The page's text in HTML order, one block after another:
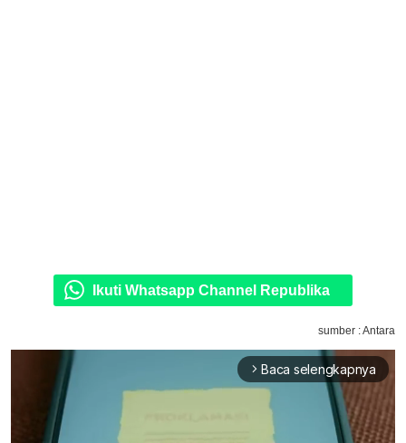
Ikuti Whatsapp Channel Republika
sumber : Antara
arrow_forward_ios Baca selengkapnya